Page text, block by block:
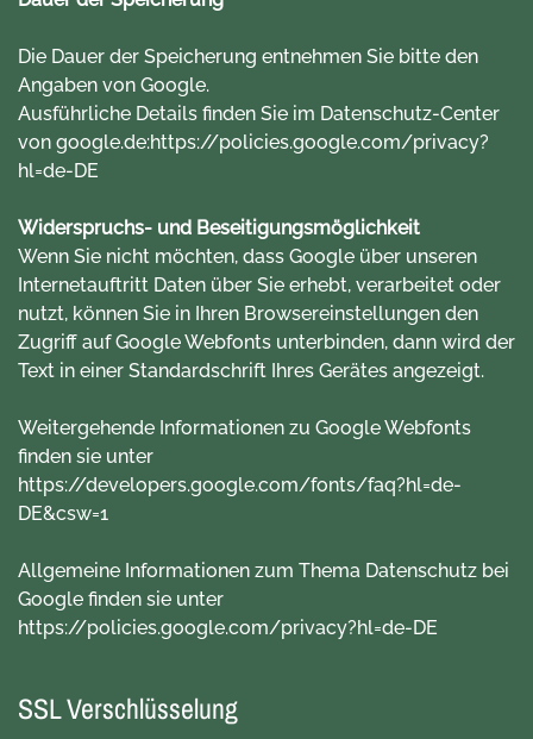
Die Dauer der Speicherung entnehmen Sie bitte den
Angaben von Google.
Ausführliche Details finden Sie im Datenschutz-Center
von google.de:https://policies.google.com/privacy?
hl=de-DE
Widerspruchs- und Beseitigungsmöglichkeit
Wenn Sie nicht möchten, dass Google über unseren
Internetauftritt Daten über Sie erhebt, verarbeitet oder
nutzt, können Sie in Ihren Browsereinstellungen den
Zugriff auf Google Webfonts unterbinden, dann wird der
Text in einer Standardschrift Ihres Gerätes angezeigt.
Weitergehende Informationen zu Google Webfonts
finden sie unter
https://developers.google.com/fonts/faq?hl=de-
DE&csw=1
Allgemeine Informationen zum Thema Datenschutz bei
Google finden sie unter
https://policies.google.com/privacy?hl=de-DE
SSL Verschlüsselung